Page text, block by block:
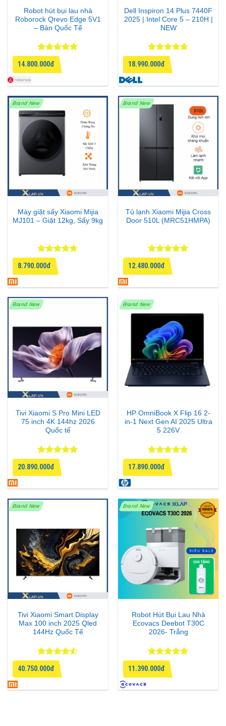
Robot hút bụi lau nhà
Roborock Qrevo Edge 5V1
– Bản Quốc Tế
Được xếp
hạng
55
sao
14.800.000đ
Dell Inspiron 14 Plus 7440F
2025 | Intel Core 5 – 210H |
NEW
Được xếp
hạng
4.67
5 sao
18.990.000đ
Brand New
Máy giặt sấy Xiaomi Mijia
MJ101 – Giặt 12kg, Sấy 9kg
Được xếp
hạng4.67
5 sao
8.790.000đ
Brand New
Tủ lạnh Xiaomi Mijia Cross
Door 510L (MRC51HMPA)
Được xếp
hạng
55
sao
12.480.000đ
Brand New
Tivi Xiaomi S Pro Mini LED
75 inch 4K 144hz 2026
Quốc tế
Được xếp
hạng
55
sao
20.890.000đ
Brand New
HP OmniBook X Flip 16 2-
in-1 Next Gen AI 2025 Ultra
5 226V
Được xếp
hạng
4.75
5 sao
17.890.000đ
Brand New
Tivi Xiaomi Smart Display
Max 100 inch 2025 Qled
144Hz Quốc Tế
Được xếp
hạng
4.5
5 sao
40.750.000đ
Brand New
Robot Hút Bụi Lau Nhà
Ecovacs Deebot T30C
2026- Trắng
Được xếp
hạng
4.75
5 sao
11.390.000đ